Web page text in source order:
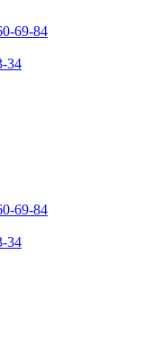
69-84
34
69-84
34